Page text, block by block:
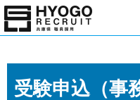
受験申込（事